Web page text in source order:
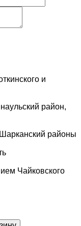
и
район,
Шарканский районы
Чайковского